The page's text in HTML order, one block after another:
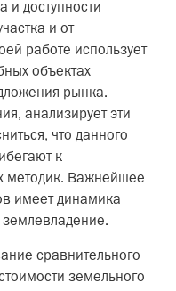
и доступности
и от
работе использует
объектах
рынка.
анализирует эти
что данного
к
методик. Важнейшее
имеет динамика
сравнительного
земельного